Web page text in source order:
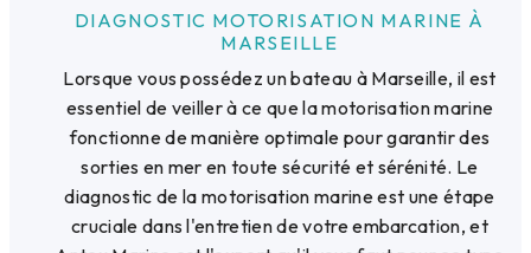
DIAGNOSTIC MOTORISATION MARINE À
MARSEILLE
Lorsque vous possédez un bateau à Marseille, il est
essentiel de veiller à ce que la motorisation marine
fonctionne de manière optimale pour garantir des
sorties en mer en toute sécurité et sérénité. Le
diagnostic de la motorisation marine est une étape
cruciale dans l'entretien de votre embarcation, et